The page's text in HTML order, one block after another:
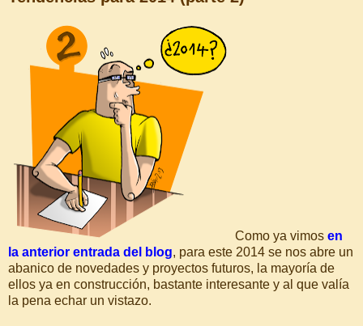
Como ya vimos en
la anterior entrada del blog, para este 2014 se nos abre un
abanico de novedades y proyectos futuros, la mayoría de
ellos ya en construcción, bastante interesante y al que valía
la pena echar un vistazo.